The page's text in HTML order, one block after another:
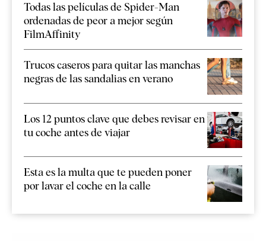
Todas las películas de Spider-Man
ordenadas de peor a mejor según
FilmAffinity
Trucos caseros para quitar las manchas
negras de las sandalias en verano
Los 12 puntos clave que debes revisar en
tu coche antes de viajar
Esta es la multa que te pueden poner
por lavar el coche en la calle